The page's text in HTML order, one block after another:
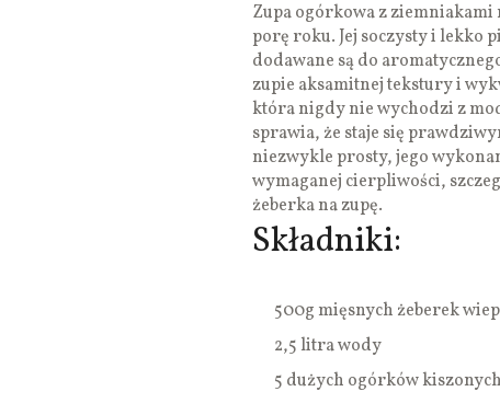
Zupa ogórkowa z ziemniakami
porę roku. Jej soczysty i lekko
dodawane są do
zupie aksamitnej tekstury i
która nigdy nie wychodzi z
sprawia, że staje się
niezwykle prosty, jego
wymaganej cierpliwości,
żeberka na zupę.
Składniki:
500g mięsnych żeberek
2,5 litra wody
5 dużych ogórków kiszonych